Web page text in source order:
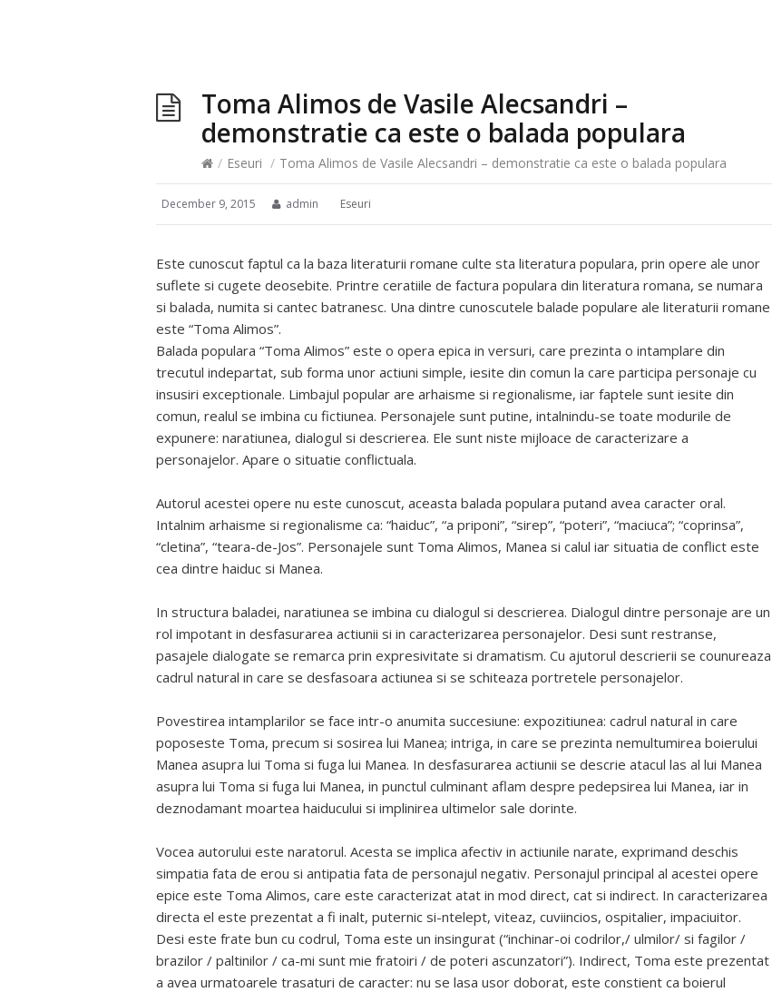
Toma Alimos de Vasile Alecsandri –
demonstratie ca este o balada populara
/ Eseuri / Toma Alimos de Vasile Alecsandri – demonstratie ca este o balada populara
December 9, 2015 admin Eseuri
Este cunoscut faptul ca la baza literaturii romane culte sta literatura populara, prin opere ale unor
suflete si cugete deosebite. Printre ceratiile de factura populara din literatura romana, se numara
si balada, numita si cantec batranesc. Una dintre cunoscutele balade populare ale literaturii romane
este “Toma Alimos”.
Balada populara “Toma Alimos” este o opera epica in versuri, care prezinta o intamplare din
trecutul indepartat, sub forma unor actiuni simple, iesite din comun la care participa personaje cu
insusiri exceptionale. Limbajul popular are arhaisme si regionalisme, iar faptele sunt iesite din
comun, realul se imbina cu fictiunea. Personajele sunt putine, intalnindu-se toate modurile de
expunere: naratiunea, dialogul si descrierea. Ele sunt niste mijloace de caracterizare a
personajelor. Apare o situatie conflictuala.
Autorul acestei opere nu este cunoscut, aceasta balada populara putand avea caracter oral.
Intalnim arhaisme si regionalisme ca: “haiduc”, “a priponi”, “sirep”, “poteri”, “maciuca”; “coprinsa”,
“cletina”, “teara-de-Jos”. Personajele sunt Toma Alimos, Manea si calul iar situatia de conflict este
cea dintre haiduc si Manea.
In structura baladei, naratiunea se imbina cu dialogul si descrierea. Dialogul dintre personaje are un
rol impotant in desfasurarea actiunii si in caracterizarea personajelor. Desi sunt restranse,
pasajele dialogate se remarca prin expresivitate si dramatism. Cu ajutorul descrierii se counureaza
cadrul natural in care se desfasoara actiunea si se schiteaza portretele personajelor.
Povestirea intamplarilor se face intr-o anumita succesiune: expozitiunea: cadrul natural in care
poposeste Toma, precum si sosirea lui Manea; intriga, in care se prezinta nemultumirea boierului
Manea asupra lui Toma si fuga lui Manea. In desfasurarea actiunii se descrie atacul las al lui Manea
asupra lui Toma si fuga lui Manea, in punctul culminant aflam despre pedepsirea lui Manea, iar in
deznodamant moartea haiducului si implinirea ultimelor sale dorinte.
Vocea autorului este naratorul. Acesta se implica afectiv in actiunile narate, exprimand deschis
simpatia fata de erou si antipatia fata de personajul negativ. Personajul principal al acestei opere
epice este Toma Alimos, care este caracterizat atat in mod direct, cat si indirect. In caracterizarea
directa el este prezentat a fi inalt, puternic si-ntelept, viteaz, cuviincios, ospitalier, impaciuitor.
Desi este frate bun cu codrul, Toma este un insingurat (“inchinar-oi codrilor,/ ulmilor/ si fagilor /
brazilor / paltinilor / ca-mi sunt mie fratoiri / de poteri ascunzatori”). Indirect, Toma este prezentat
a avea urmatoarele trasaturi de caracter: nu se lasa usor doborat, este constient ca boierul